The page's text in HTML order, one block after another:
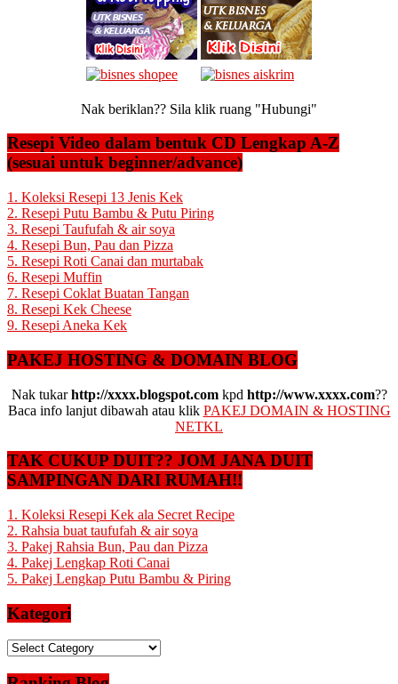
Nak beriklan?? Sila klik ruang "Hubungi"
Resepi Video dalam bentuk CD Lengkap A-Z
(sesuai untuk beginner/advance)
1. Koleksi Resepi 13 Jenis Kek
2. Resepi Putu Bambu & Putu Piring
3. Resepi Taufufah & air soya
4. Resepi Bun, Pau dan Pizza
5. Resepi Roti Canai dan murtabak
6. Resepi Muffin
7. Resepi Coklat Buatan Tangan
8. Resepi Kek Cheese
9. Resepi Aneka Kek
PAKEJ HOSTING & DOMAIN BLOG
Nak tukarhttp://xxxx.blogspot.comkpd http://www.xxxx.com??
Baca info lanjut dibawah atau klik PAKEJ DOMAIN & HOSTING
NETKL
TAK CUKUP DUIT?? JOM JANA DUIT
SAMPINGAN DARI RUMAH!!
1. Koleksi Resepi Kek ala Secret Recipe
2. Rahsia buat taufufah & air soya
3. Pakej Rahsia Bun, Pau dan Pizza
4. Pakej Lengkap Roti Canai
5. Pakej Lengkap Putu Bambu & Piring
Kategori
Kategori